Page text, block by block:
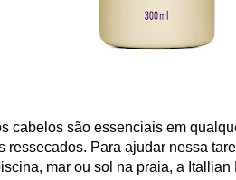
cabelos são essenciais em
ressecados. Para ajudar nessa
mar ou sol na praia, a